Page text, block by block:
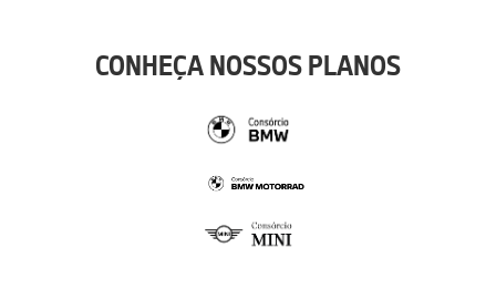
CONHEÇA NOSSOS PLANOS